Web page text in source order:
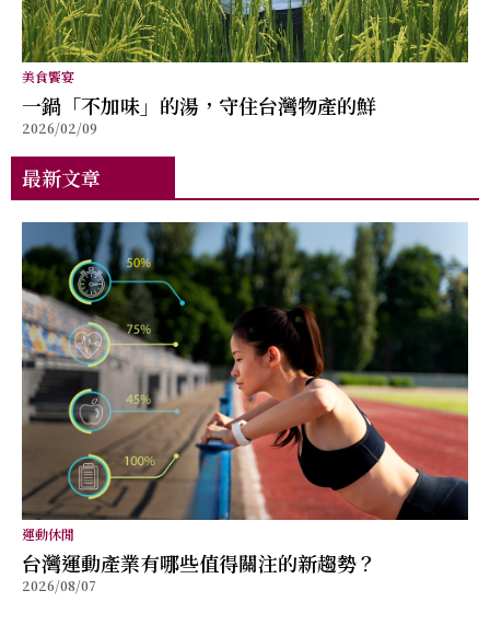
美食饗宴
⼀鍋「不加味」的湯，守住台灣物產的鮮
2026/02/09
最新文章
運動休閒
台灣運動產業有哪些值得關注的新趨勢？
2026/08/07